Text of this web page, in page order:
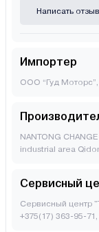
Написать отзыв
Импортер
ООО “Гуд Моторс”,
NANTONG
industrial area
Сервисный
Сервисный центр
+375(17) 363-95-